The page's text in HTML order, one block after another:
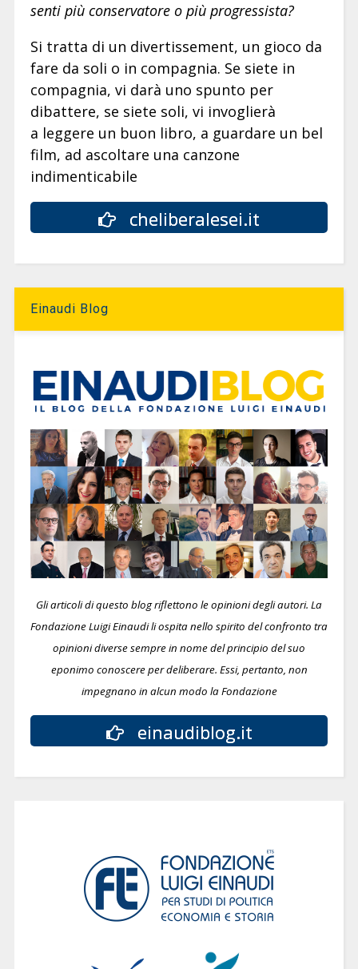
senti più conservatore o più progressista?
Si tratta di un divertissement, un gioco da
fare da soli o in compagnia. Se siete in
compagnia, vi darà uno spunto per
dibattere, se siete soli, vi invoglierà
a leggere un buon libro, a guardare un bel
film, ad ascoltare una canzone
indimenticabile
cheliberalesei.it
Einaudi Blog
Gli articoli di questo blog riflettono le opinioni degli autori. La
Fondazione Luigi Einaudi li ospita nello spirito del confronto tra
opinioni diverse sempre in nome del principio del suo
eponimo conoscere per deliberare. Essi, pertanto, non
impegnano in alcun modo la Fondazione
einaudiblog.it